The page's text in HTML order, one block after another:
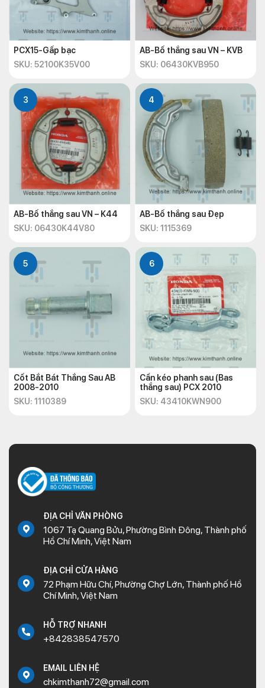
PCX15-Gấp bạc
SKU: 52100K35V00
AB-Bố thắng sau VN – KVB
SKU: 06430KVB950
3
AB-Bố thắng sau VN – K44
SKU: 06430K44V80
4
AB-Bố thắng sau Đẹp
SKU: 1115369
5
Cốt Bắt Bát Thắng Sau AB
2008-2010
SKU: 1110389
6
Cần kéo phanh sau (Bas
thắng sau) PCX 2010
SKU: 43410KWN900
ĐỊA CHỈ VĂN PHÒNG
1067 Tạ Quang Bửu, Phường Bình Đông, Thành phố
Hồ Chí Minh, Việt Nam
ĐỊA CHỈ CỬA HÀNG
72 Phạm Hữu Chí, Phường Chợ Lớn, Thành phố Hồ
Chí Minh, Việt Nam
HỖ TRỢ NHANH
+842838547570
EMAIL LIÊN HỆ
chkimthanh72@gmail.com